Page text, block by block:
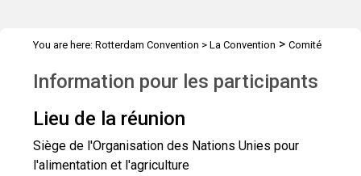
You are here: Rotterdam Convention > La Convention > Comité
Information pour les participants
Information pour les participants
Lieu de la réunion
Siège de l'Organisation des Nations Unies pour
l'alimentation et l'agriculture